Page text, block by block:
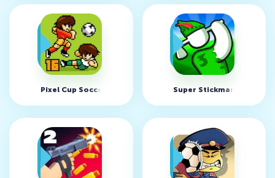
Pixel Cup Soccer 16 v1.0.5 Super Stickman Golf 3